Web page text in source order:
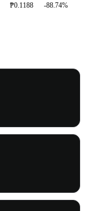
₱0.1188 -88.74%